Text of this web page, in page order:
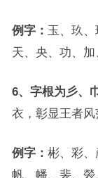
例字： 玉、玖、
天、央、功、加
6、字根为彡、
衣，彰显王者风
例字： 彬、彩、
帆、幡、裴、褮